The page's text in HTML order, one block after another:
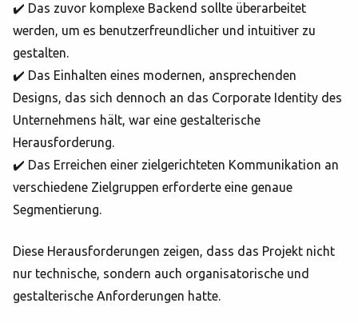
✔️ Das zuvor komplexe Backend sollte überarbeitet
werden, um es benutzerfreundlicher und intuitiver zu
gestalten.
✔️ Das Einhalten eines modernen, ansprechenden
Designs, das sich dennoch an das Corporate Identity des
Unternehmens hält, war eine gestalterische
Herausforderung.
✔️ Das Erreichen einer zielgerichteten Kommunikation an
verschiedene Zielgruppen erforderte eine genaue
Segmentierung.
Diese Herausforderungen zeigen, dass das Projekt nicht
nur technische, sondern auch organisatorische und
gestalterische Anforderungen hatte.